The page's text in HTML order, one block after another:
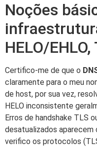
Noções
HELO/
Certifico-me de que o
claramente para o meu
de host, por sua vez,
HELO inconsistente
Erros de handshake TLS
desatualizados aparecem
verifico os protocolos